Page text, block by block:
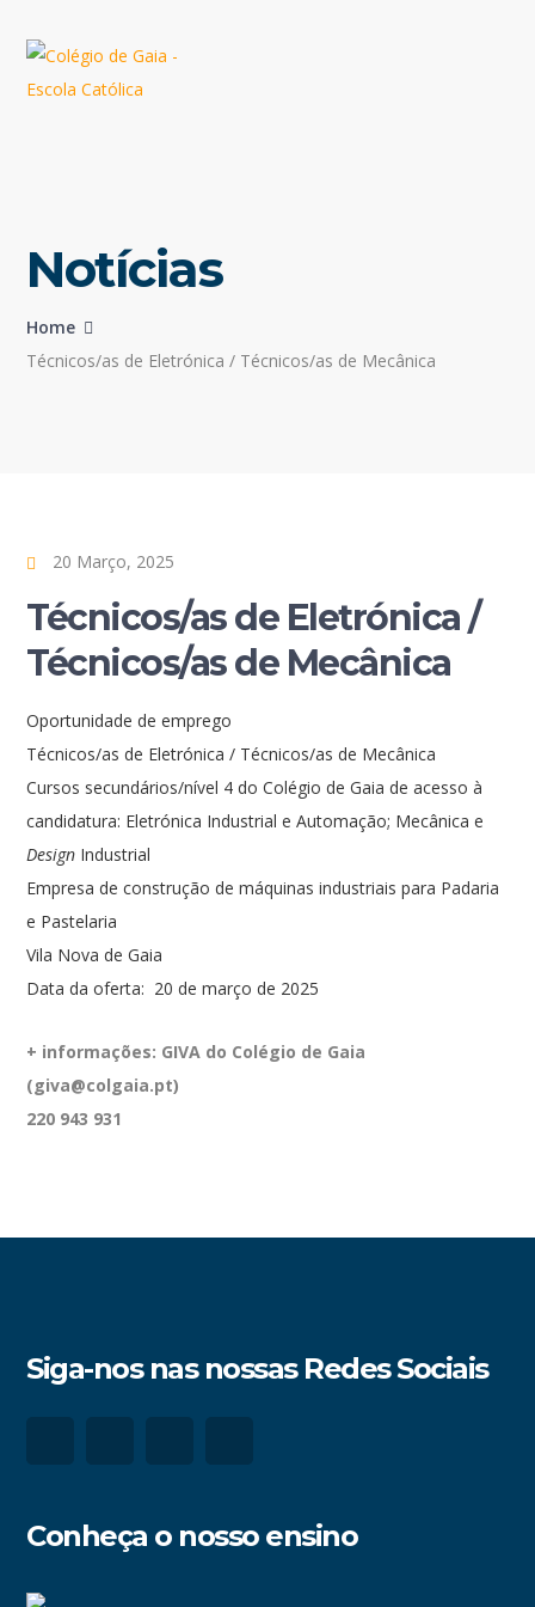
Notícias
Home
Técnicos/as de Eletrónica / Técnicos/as de Mecânica
20 Março, 2025
Técnicos/as de Eletrónica /
Técnicos/as de Mecânica
Oportunidade de emprego
Técnicos/as de Eletrónica / Técnicos/as de Mecânica
Cursos secundários/nível 4 do Colégio de Gaia de acesso à
candidatura: Eletrónica Industrial e Automação; Mecânica e
Design Industrial
Empresa de construção de máquinas industriais para Padaria
e Pastelaria
Vila Nova de Gaia
Data da oferta: 20 de março de 2025
+ informações: GIVA do Colégio de Gaia
(giva@colgaia.pt)
220 943 931
Siga-nos nas nossas Redes Sociais
Conheça o nosso ensino